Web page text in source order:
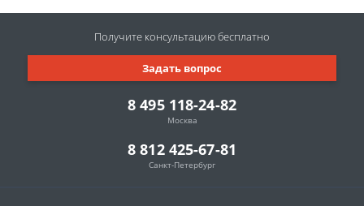
8 495 118-24-82
Москва
8 812 425-67-81
Санкт-Петербург
Задать вопрос
Получите консультациюбесплатно